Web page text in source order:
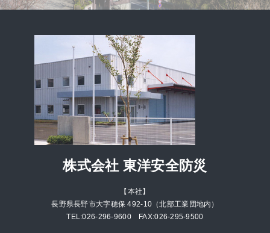
株式会社 東洋安全防災
【本社】
長野県長野市大字穂保 492-10（北部工業団地内）
TEL:026-296-9600 FAX:026-295-9500